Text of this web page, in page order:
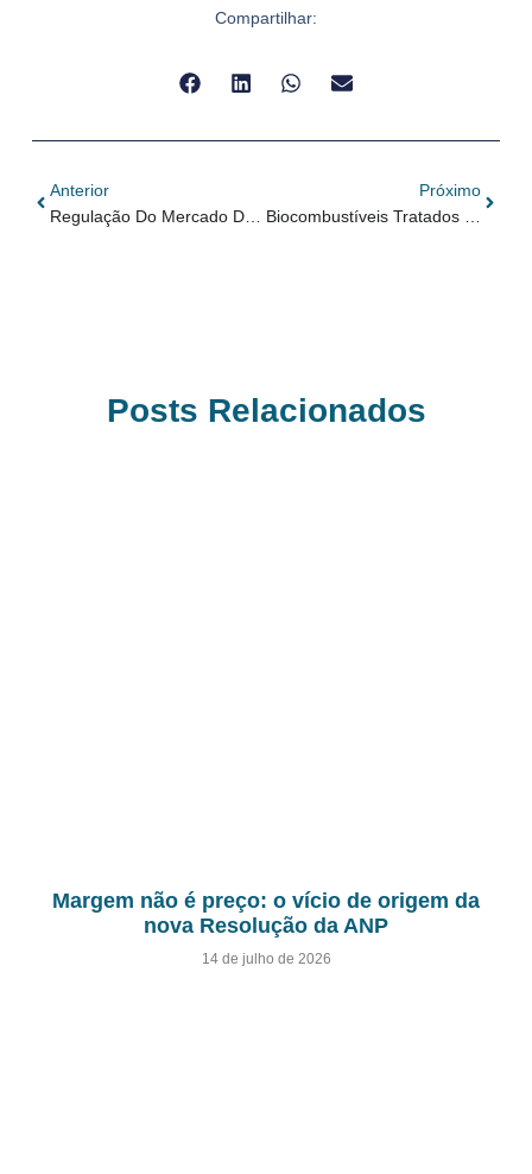
Compartilhar:
Anterior
Regulação Do Mercado De Carbono
Próximo
Posts Relacionados
Margem não é preço: o vício de origem da
nova Resolução da ANP
14 de julho de 2026